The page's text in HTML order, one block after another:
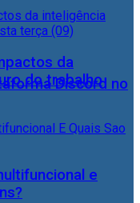
Discord no
da
do trabalho
e